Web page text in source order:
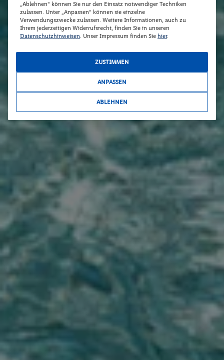
„Ablehnen“ können Sie nur den Einsatz notwendiger Techniken
zulassen. Unter „Anpassen“ können sie einzelne
Verwendungszwecke zulassen. Weitere Informationen, auch zu
Ihrem jederzeitigen Widerrufsrecht, finden Sie in unseren
Datenschutzhinweisen. Unser Impressum finden Sie hier.
ZUSTIMMEN
ANPASSEN
ABLEHNEN